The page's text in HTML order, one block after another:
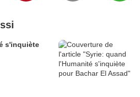
s'inquiète